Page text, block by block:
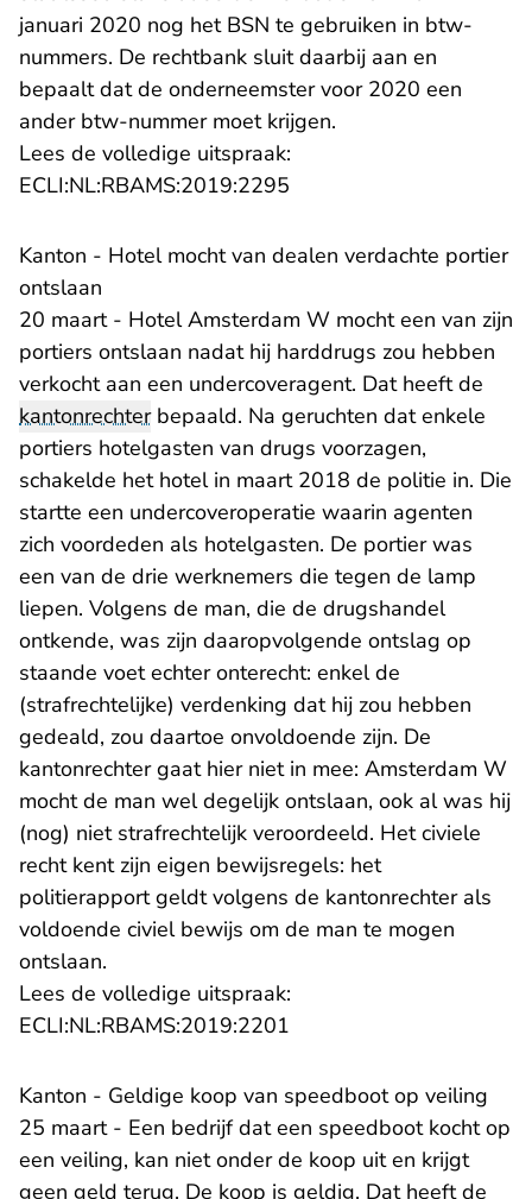
januari 2020 nog het BSN te gebruiken in btw-
nummers. De rechtbank sluit daarbij aan en
bepaalt dat de onderneemster voor 2020 een
ander btw-nummer moet krijgen.
Lees de volledige uitspraak:
ECLI:NL:RBAMS:2019:2295
Kanton - Hotel mocht van dealen verdachte portier
ontslaan
20 maart - Hotel Amsterdam W mocht een van zijn
portiers ontslaan nadat hij harddrugs zou hebben
verkocht aan een undercoveragent. Dat heeft de
kantonrechterbepaald. Na geruchten dat enkele
portiers hotelgasten van drugs voorzagen,
schakelde het hotel in maart 2018 de politie in. Die
startte een undercoveroperatie waarin agenten
zich voordeden als hotelgasten. De portier was
een van de drie werknemers die tegen de lamp
liepen. Volgens de man, die de drugshandel
ontkende, was zijn daaropvolgende ontslag op
staande voet echter onterecht: enkel de
(strafrechtelijke) verdenking dat hij zou hebben
gedeald, zou daartoe onvoldoende zijn. De
kantonrechter gaat hier niet in mee: Amsterdam W
mocht de man wel degelijk ontslaan, ook al was hij
(nog) niet strafrechtelijk veroordeeld. Het civiele
recht kent zijn eigen bewijsregels: het
politierapport geldt volgens de kantonrechter als
voldoende civiel bewijs om de man te mogen
ontslaan.
Lees de volledige uitspraak:
ECLI:NL:RBAMS:2019:2201
Kanton - Geldige koop van speedboot op veiling
25 maart - Een bedrijf dat een speedboot kocht op
een veiling, kan niet onder de koop uit en krijgt
geen geld terug. De koop is geldig. Dat heeft de